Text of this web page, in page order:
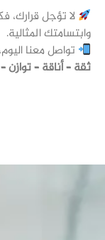
لا تؤجل
وابتسامتك المثالية.
تواصل معنا
ثقة – أناقة –